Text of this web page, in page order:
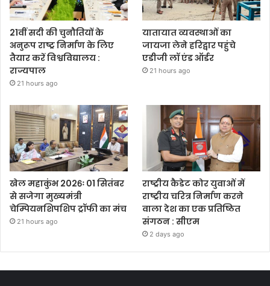
21वीं सदी की चुनौतियों के
अनुरूप राष्ट्र निर्माण के लिए
तैयार करें विश्वविद्यालय :
राज्यपाल
21 hours ago
यातायात व्यवस्थाओं का
जायजा लेने हरिद्वार पहुंचे
एडीजी लॉ एंड ऑर्डर
21 hours ago
खेल महाकुंभ 2026ः 01 सितंबर
से सजेगा मुख्यमंत्री
चेम्पियनशिपशिप ट्रॉफी का मंच
21 hours ago
राष्ट्रीय कैडेट कोर युवाओं में
राष्ट्रीय चरित्र निर्माण करने
वाला देश का एक प्रतिष्ठित
संगठन : सीएम
2 days ago